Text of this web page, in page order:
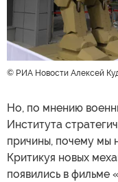
© РИА Новости Алексей
Но, по мнению
Института
причины, почему мы
Критикуя новых
появились в фильме